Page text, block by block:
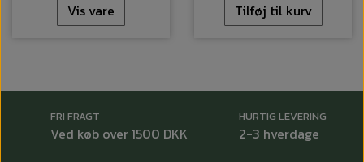
Vis vare Tilføj til kurv
FRI FRAGT
Ved køb over 1500 DKK
HURTIG LEVERING
2-3 hverdage